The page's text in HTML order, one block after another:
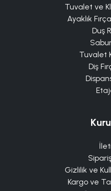
Tuvalet ve
Ayaklık
Duş
Tuvalet
Diş
Gizlilik ve
Kargo ve